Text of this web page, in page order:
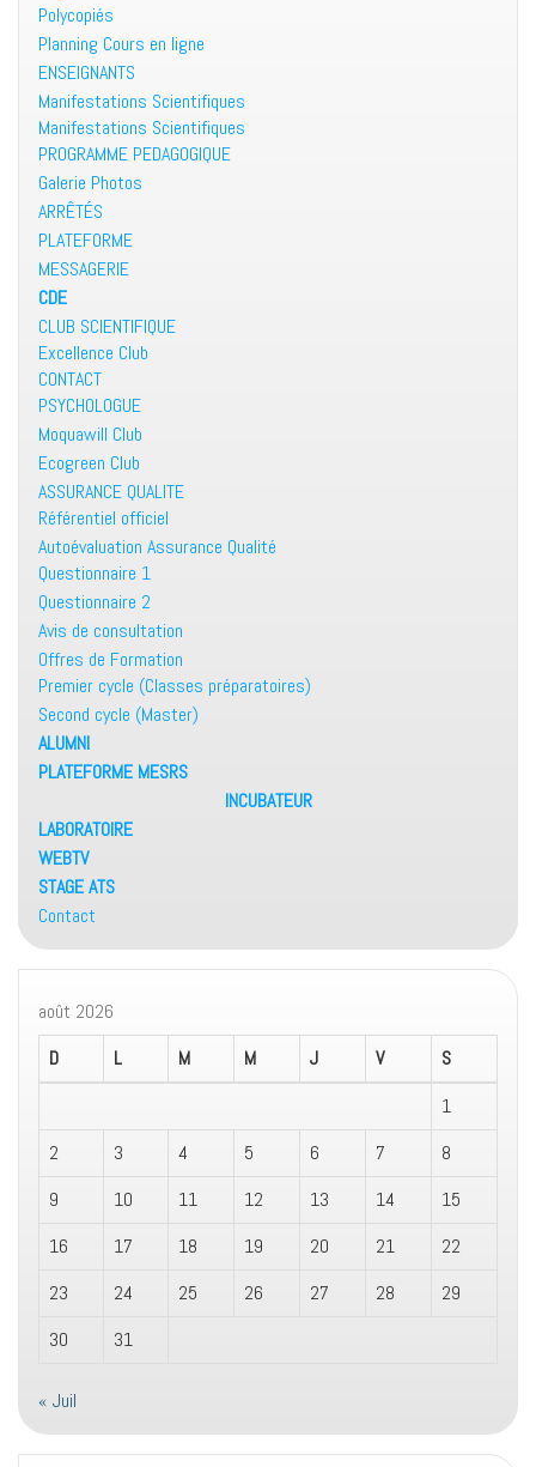
Polycopiés
Planning Cours en ligne
ENSEIGNANTS
Manifestations Scientifiques
Manifestations Scientifiques
PROGRAMME PEDAGOGIQUE
Galerie Photos
ARRÊTÉS
PLATEFORME
MESSAGERIE
CDE
CLUB SCIENTIFIQUE
Excellence Club
CONTACT
PSYCHOLOGUE
Moquawill Club
Ecogreen Club
ASSURANCE QUALITE
Référentiel officiel
Autoévaluation Assurance Qualité
Questionnaire 1
Questionnaire 2
Avis de consultation
Offres de Formation
Premier cycle (Classes préparatoires)
Second cycle (Master)
ALUMNI
PLATEFORME MESRS
INCUBATEUR
LABORATOIRE
WEBTV
STAGE ATS
Contact
août 2026
D
L M M J V
S
1
2
3 4 5 6 7
8
9
10 11 12 13 14
15
16
17 18 19 20 21
22
23
24 25 26 27 28
29
30
31
« Juil